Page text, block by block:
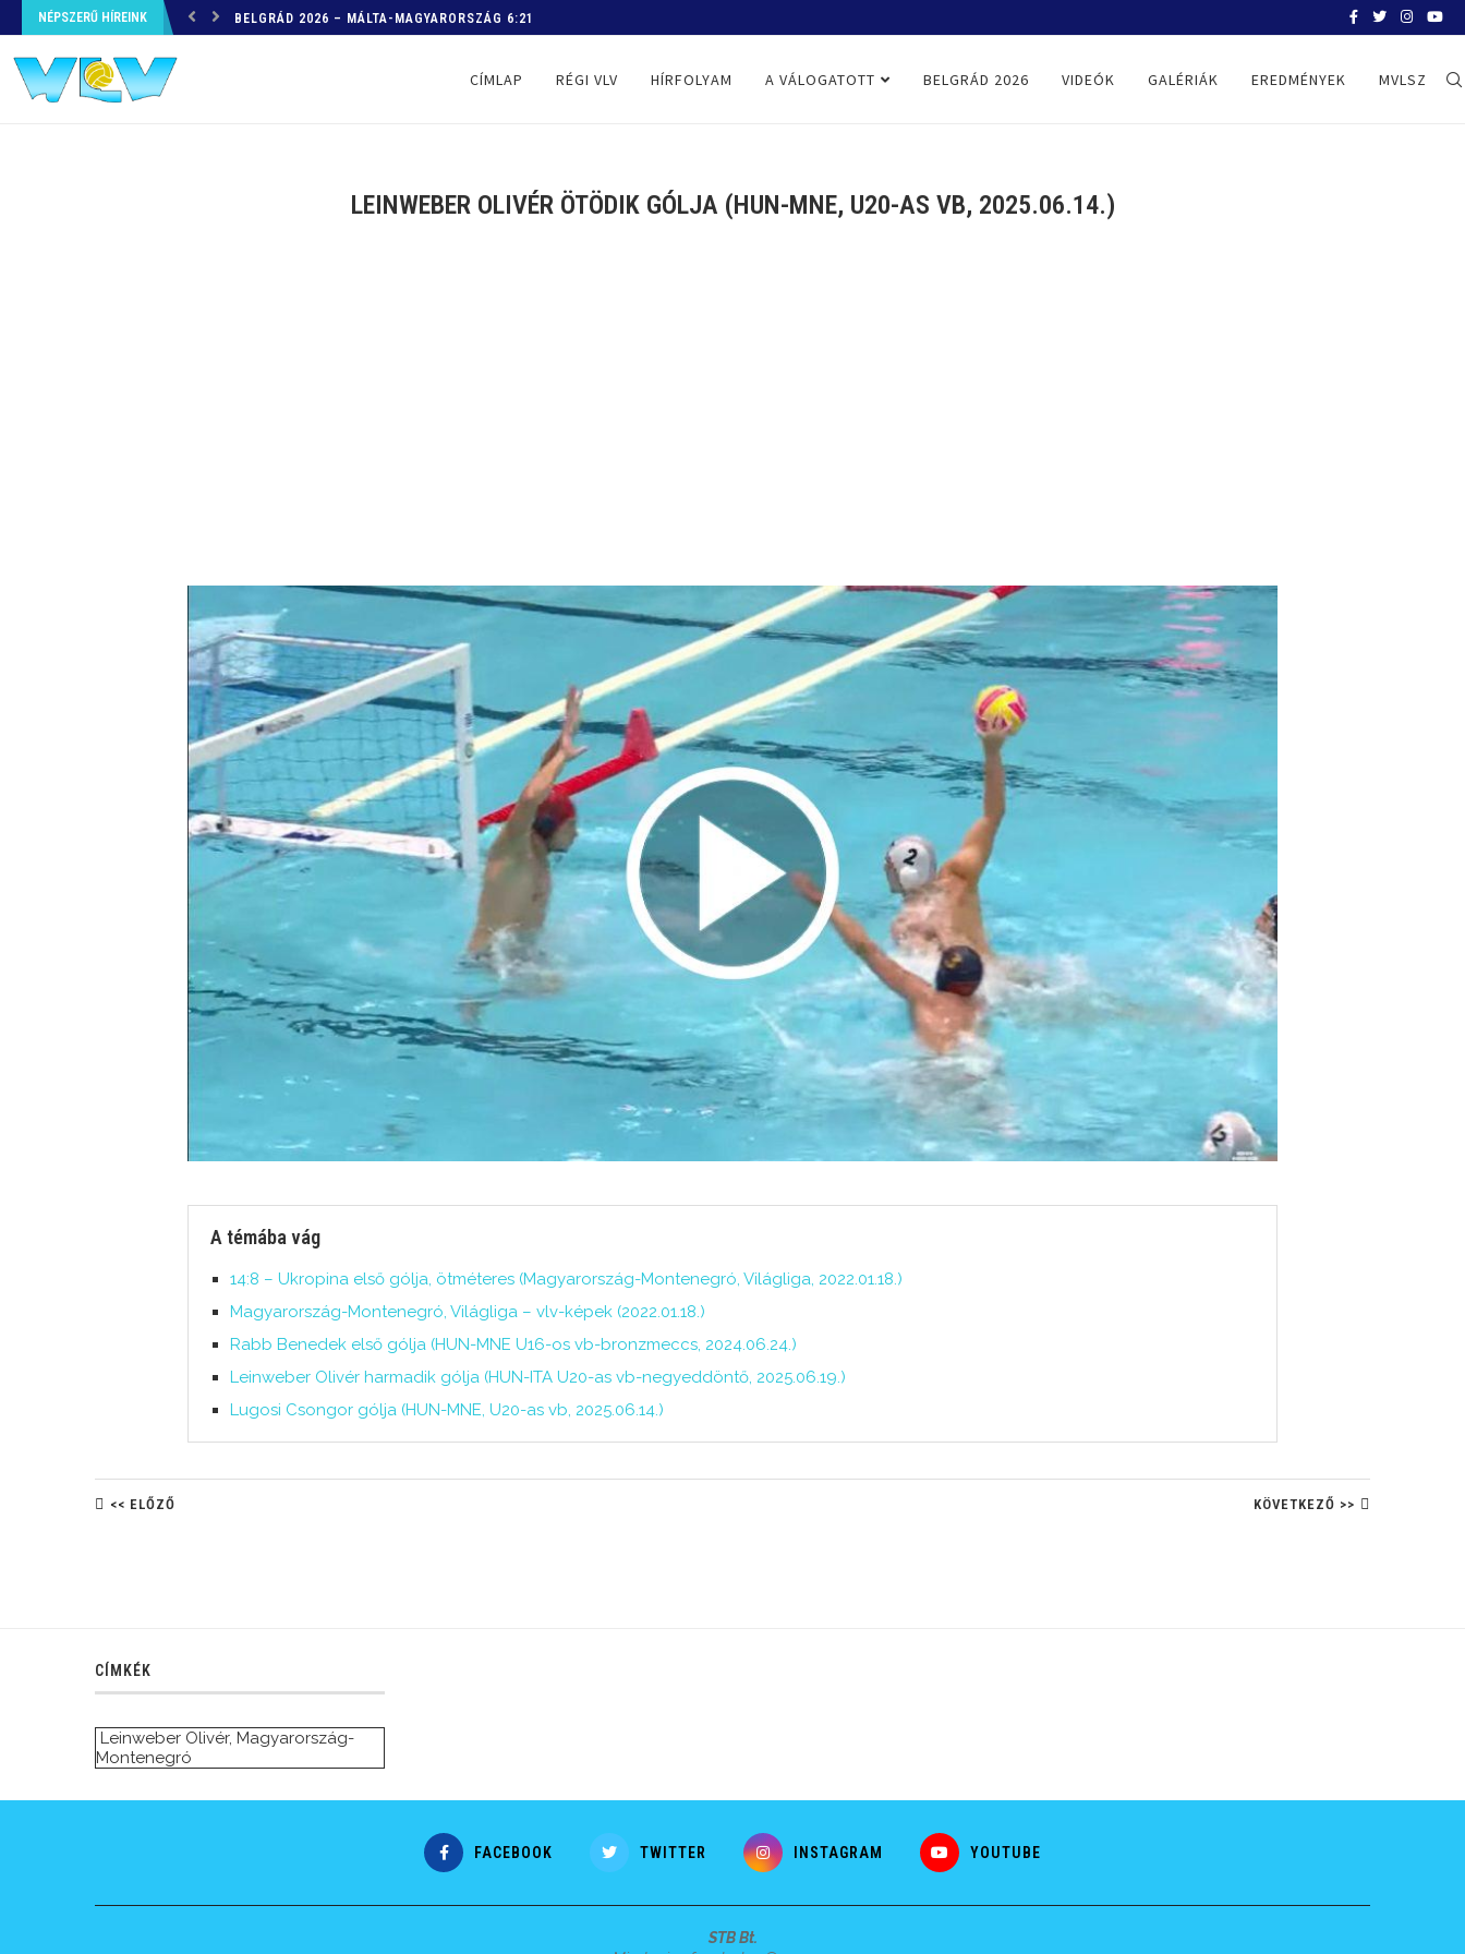
NÉPSZERŰ HÍREINK HELYZETKÉP AZ EB-RŐL – A TOVÁBBI PROGRAM
CÍMLAP RÉGI VLV HÍRFOLYAM A VÁLOGATOTT BELGRÁD 2026 VIDEÓK GALÉRIÁK EREDMÉNYEK MVLSZ
LEINWEBER OLIVÉR ÖTÖDIK GÓLJA (HUN-MNE, U20-AS VB, 2025.06.14.)
A témába vág
14:8 – Ukropina első gólja, ötméteres (Magyarország-Montenegró, Világliga, 2022.01.18.)
Magyarország-Montenegró, Világliga – vlv-képek (2022.01.18.)
Rabb Benedek első gólja (HUN-MNE U16-os vb-bronzmeccs, 2024.06.24.)
Leinweber Olivér harmadik gólja (HUN-ITA U20-as vb-negyeddöntő, 2025.06.19.)
Lugosi Csongor gólja (HUN-MNE, U20-as vb, 2025.06.14.)
<< ELŐZŐ KÖVETKEZŐ >>
CÍMKÉK
Leinweber Olivér, Magyarország-
Montenegró
FACEBOOK TWITTER INSTAGRAM YOUTUBE
STB Bt.